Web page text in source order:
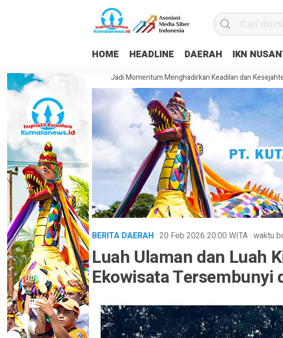
HOME HEADLINE DAERAH IKN
HUT ke-81 RI Harus Jadi Momentum Menghadirkan Keadilan dan Kesejahteraan bagi
BERITA DAERAH· 20 Feb 2026 20:00 WITA· waktu
Luah Ulaman dan Luah
Ekowisata Tersembunyi